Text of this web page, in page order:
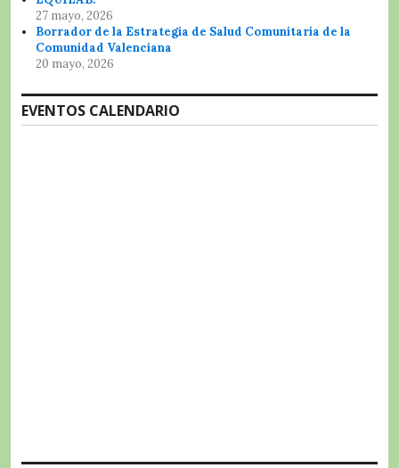
27 mayo, 2026
Borrador de la Estrategia de Salud Comunitaria de la
Comunidad Valenciana
20 mayo, 2026
EVENTOS CALENDARIO